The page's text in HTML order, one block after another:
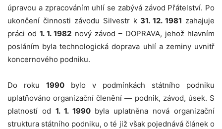
úpravou a zpracováním uhlí se zabývá závod Přátelství. Po
ukončení činnosti závodu Silvestr k 31. 12. 1981 zahajuje
práci od1. 1. 1982 nový závod – DOPRAVA, jehož hlavním
posláním byla technologická doprava uhlí a zeminy uvnitř
koncernového podniku.
Do roku 1990 bylo v podmínkách státního podniku
uplatňováno organizační členění — podnik, závod, úsek. S
platností od 1. 1. 1990byla uplatněna nová organizační
struktura státního podniku, o té již však pojednává článek o